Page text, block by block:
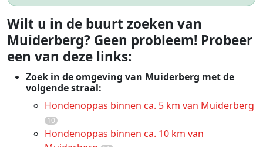
Wilt u in de buurt zoeken van
Muiderberg? Geen probleem! Probeer
een van deze links:
Zoek in de omgeving van Muiderberg met de
volgende straal:
Hondenoppas binnen ca. 5 km van Muiderberg
10
Hondenoppas binnen ca. 10 km van